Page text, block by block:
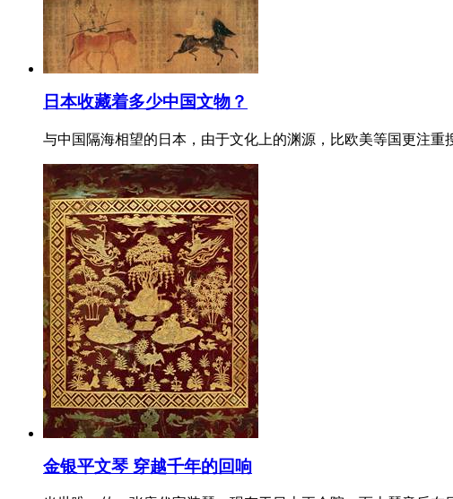
日本收藏着多少中国文物？
与中国隔海相望的日本，由于文化上的渊源，比欧美等国更注重
金银平文琴 穿越千年的回响